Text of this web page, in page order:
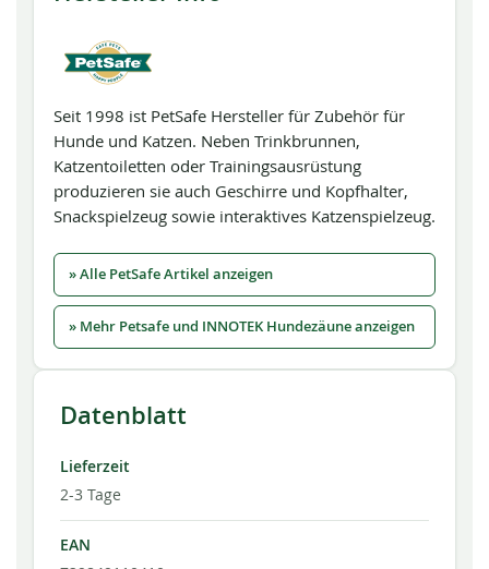
Seit 1998 ist PetSafe Hersteller für Zubehör für
Hunde und Katzen. Neben Trinkbrunnen,
Katzentoiletten oder Trainingsausrüstung
produzieren sie auch Geschirre und Kopfhalter,
Snackspielzeug sowie interaktives Katzenspielzeug.
» Alle PetSafe Artikel anzeigen
» Mehr Petsafe und INNOTEK Hundezäune anzeigen
Datenblatt
Lieferzeit
2-3 Tage
EAN